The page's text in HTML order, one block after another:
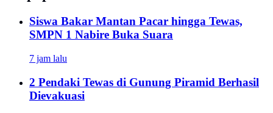
Siswa Bakar Mantan Pacar hingga Tewas,
SMPN 1 Nabire Buka Suara
7 jam lalu
2 Pendaki Tewas di Gunung Piramid Berhasil
Dievakuasi